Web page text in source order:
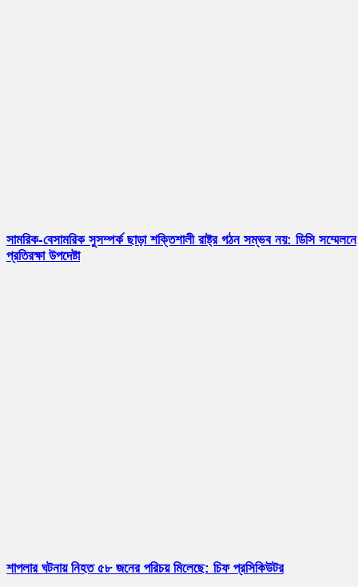
সামরিক-বেসামরিক সুসম্পর্ক ছাড়া শক্তিশালী রাষ্ট্র গঠন সম্ভব নয়: ডিসি সম্মেলনে
প্রতিরক্ষা উপদেষ্টা
শাপলার ঘটনায় নিহত ৫৮ জনের পরিচয় মিলেছে: চিফ প্রসিকিউটর